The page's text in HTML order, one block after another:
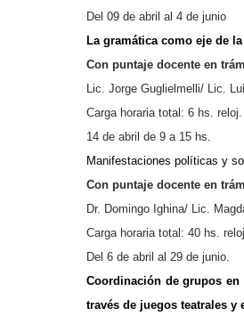
Del 09 de abril al 4 de junio
La gramática como eje de
Con puntaje docente en
Lic. Jorge Guglielmelli/ Lic.
Carga horaria total: 6 hs. reloj.
14 de abril de 9 a 15 hs.
Manifestaciones políticas y
Con puntaje docente en
Dr. Domingo Ighina/ Lic.
Carga horaria total: 40 hs. reloj
Del 6 de abril al 29 de junio.
Coordinación de grupos
través de juegos teatrales